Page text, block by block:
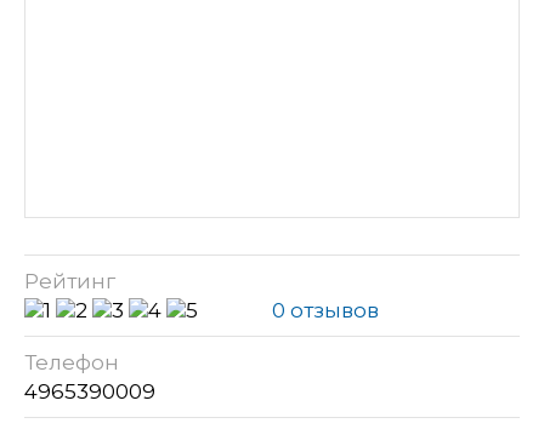
Рейтинг
0 отзывов
Телефон
4965390009